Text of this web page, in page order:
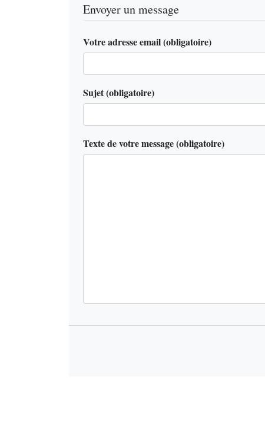
Envoyer un message
Votre adresse email (obligatoire)
Sujet (obligatoire)
Texte de votre message (obligatoire)